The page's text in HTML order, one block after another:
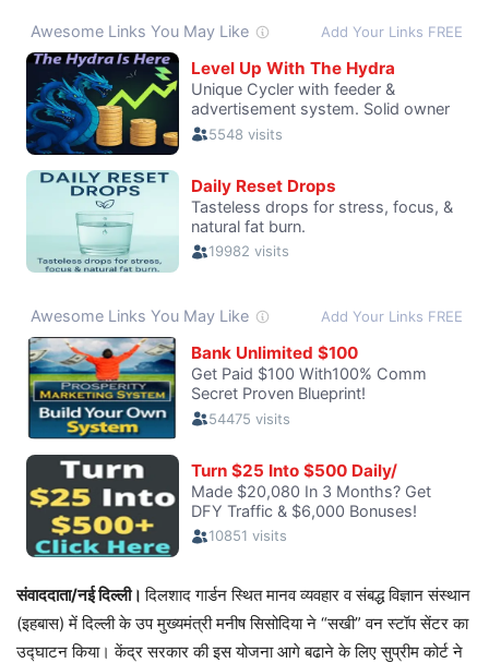
संवाददाता/नई दिल्ली।दिलशाद गार्डन स्थित मानव व्यवहार व संबद्ध विज्ञान संस्थान
(इहबास) में दिल्ली के उप मुख्यमंत्री मनीष सिसोदिया ने “सखी” वन स्टॉप सेंटर का
उद्घाटन किया। केंद्र सरकार की इस योजना आगे बढाने के लिए सुप्रीम कोर्ट ने